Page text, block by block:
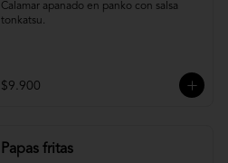
Calamar apanado en panko con salsa
tonkatsu.
$9.900
Papas fritas